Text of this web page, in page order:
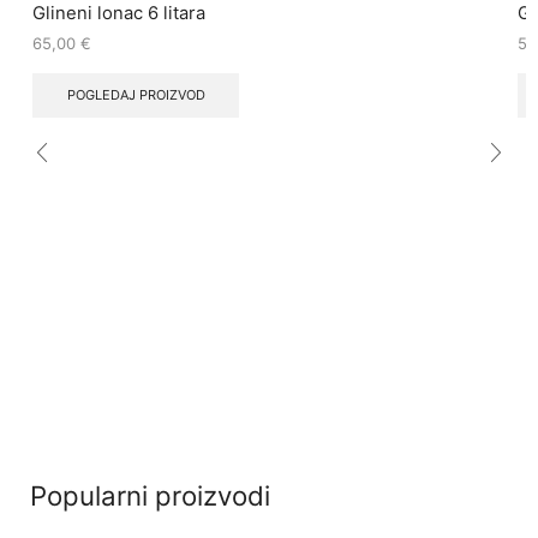
Glineni lonac 6 litara
65,00 €
POGLEDAJ PROIZVOD
Popularni proizvodi